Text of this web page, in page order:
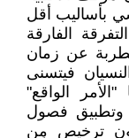
بأساليب أقل
الفارقة
عن زمان
فيتسنى
الواقع"
وتطبيق فصول
دون ترخيصٍ مِن